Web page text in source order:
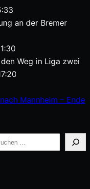
an der Bremer
Weg in Liga zwei
Mannheim – Ende